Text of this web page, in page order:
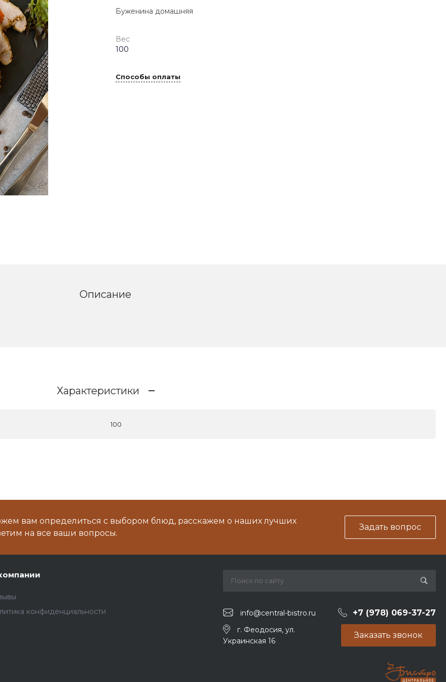
Буженина домашняя
Вес
100
Способы оплаты
Описание
Характеристики
100
вам определиться с выбором блюд, расскажем о наших лучших
на все ваши вопросы.
Задать вопрос
конфиденциальности
info@central-bistro.ru +7 (978) 069-37-27
г. Феодосия, ул.
Украинская 16
Заказать звонок